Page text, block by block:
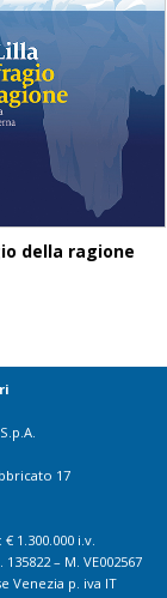
della ragione
17
1.300.000 i.v.
135822 – M. VE002567
Venezia p. iva IT